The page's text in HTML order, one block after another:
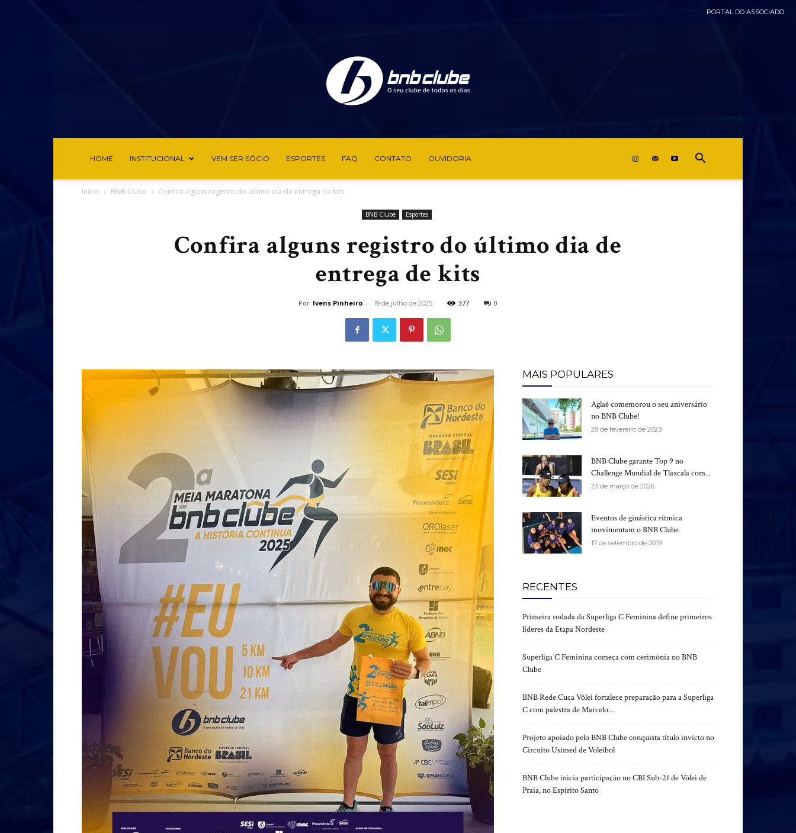
PORTAL DO ASSOCIADO
Clube
Fortaleza
HOME INSTITUCIONAL VEM SER SÓCIO ESPORTES FAQ CONTATO OUVIDORIA
Início BNB Clube Confira alguns registro do último dia de entrega de kits
BNB Clube Esportes
Confira alguns registro do último dia de
entrega de kits
Por Ivens Pinheiro - 19 de julho de 2025 377 0
MAIS POPULARES
Aglaê comemorou o seu aniversário
no BNB Clube!
28 de fevereiro de 2023
BNB Clube garante Top 9 no
Challenge Mundial de Tlaxcala com...
23 de março de 2026
Eventos de ginástica rítmica
movimentam o BNB Clube
17 de setembro de 2019
RECENTES
Primeira rodada da Superliga C Feminina define primeiros
líderes da Etapa Nordeste
Superliga C Feminina começa com cerimônia no BNB
Clube
BNB Rede Cuca Vôlei fortalece preparação para a Superliga
C com palestra de Marcelo...
Projeto apoiado pelo BNB Clube conquista título invicto no
Circuito Usimed de Voleibol
BNB Clube inicia participação no CBI Sub-21 de Vôlei de
Praia, no Espírito Santo